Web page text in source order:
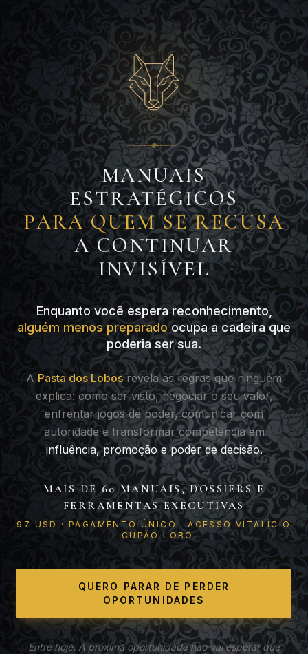
MANUAIS
ESTRATÉGICOS
PARA QUEM SE RECUSA
A CONTINUAR
INVISÍVEL
Enquanto você espera reconhecimento,
alguém menos preparadoocupa a cadeira que
poderia ser sua.
APasta dos Lobosrevela as regras que ninguém
explica: como ser visto, negociar o seu valor,
enfrentar jogos de poder, comunicar com
autoridade e transformar competência em
influência, promoção e poder de decisão.
MAIS DE 60 MANUAIS, DOSSIERS E
FERRAMENTAS EXECUTIVAS
97 USD · PAGAMENTO ÚNICO · ACESSO VITALÍCIO
· CUPÃO LOBO
QUERO PARAR DE PERDER
OPORTUNIDADES
Entre hoje. A próxima oportunidade não vai esperar que